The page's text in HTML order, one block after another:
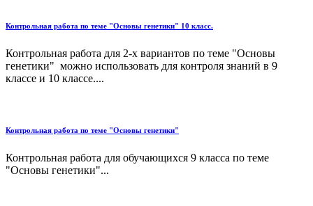
Контрольная работа по теме "Основы генетики" 10 класс.
Контрольная работа для 2-х вариантов по теме "Основы
генетики" можно использовать для контроля знаний в 9
классе и 10 классе....
Контрольная работа по теме "Основы генетики"
Контрольная работа для обучающихся 9 класса по теме
"Основы генетики"...